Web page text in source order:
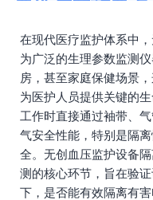
要性与实施要点
在现代医疗监护体系中
为广泛的生理参数监测
房，甚至家庭保健场景
为医护人员提供关键的
工作时直接通过袖带、
气安全性能，特别是隔
全。无创血压监护设备
测的核心环节，旨在验
下，是否能有效隔离有